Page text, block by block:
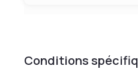
Conditions